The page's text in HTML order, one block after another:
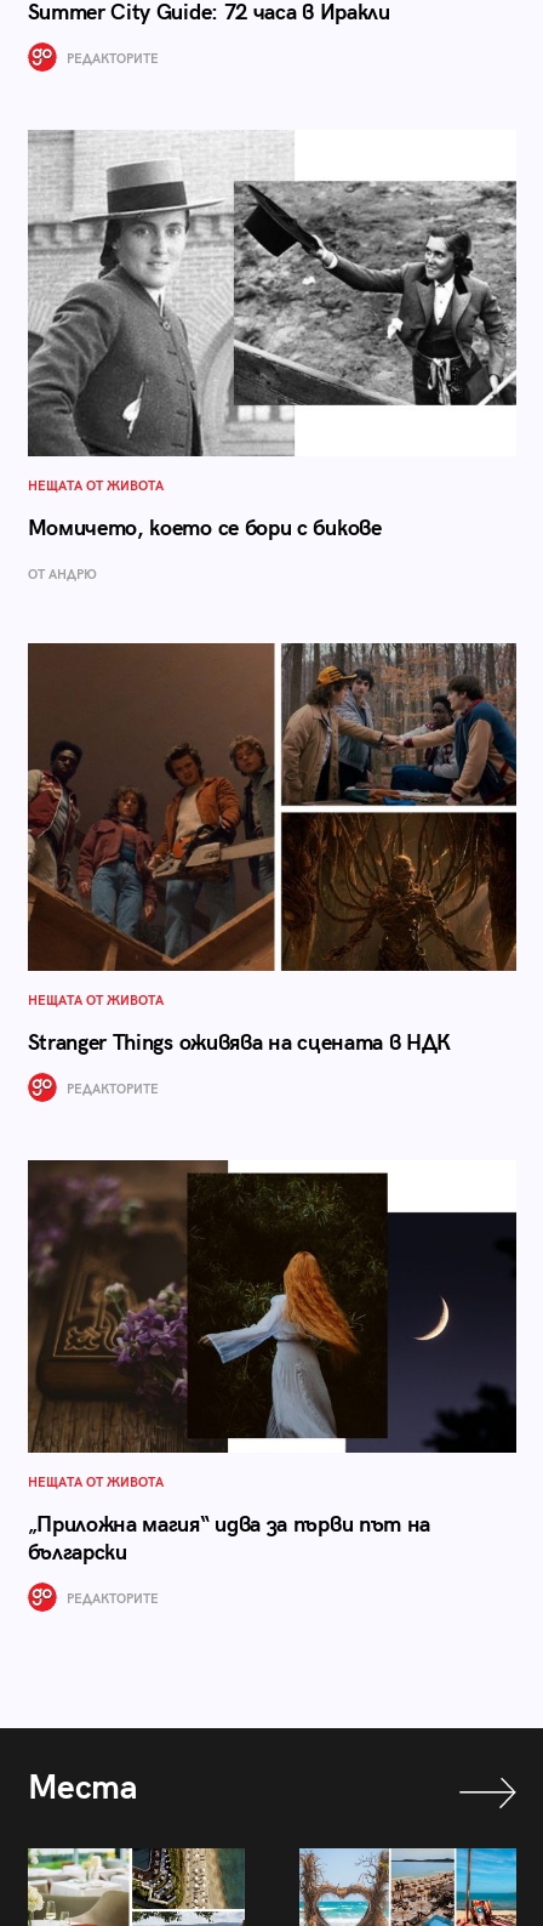
Summer City Guide: 72 часа в Иракли
РЕДАКТОРИТЕ
НЕЩАТА ОТ ЖИВОТА
Момичето, което се бори с бикове
ОТ АНДРЮ
НЕЩАТА ОТ ЖИВОТА
Stranger Things оживява на сцената в НДК
РЕДАКТОРИТЕ
НЕЩАТА ОТ ЖИВОТА
„Приложна магия“ идва за първи път на
български
РЕДАКТОРИТЕ
Места